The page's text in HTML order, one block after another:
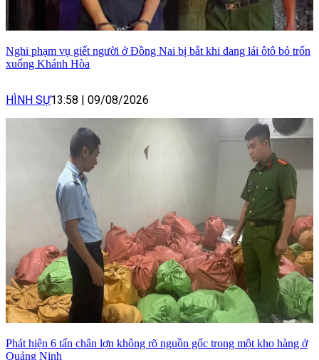
Nghi phạm vụ giết người ở Đồng Nai bị bắt khi đang lái ôtô bỏ trốn
xuống Khánh Hòa
HÌNH SỰ13:58 09/08/2026
Phát hiện 6 tấn chân lợn không rõ nguồn gốc trong một kho hàng ở
Quảng Ninh